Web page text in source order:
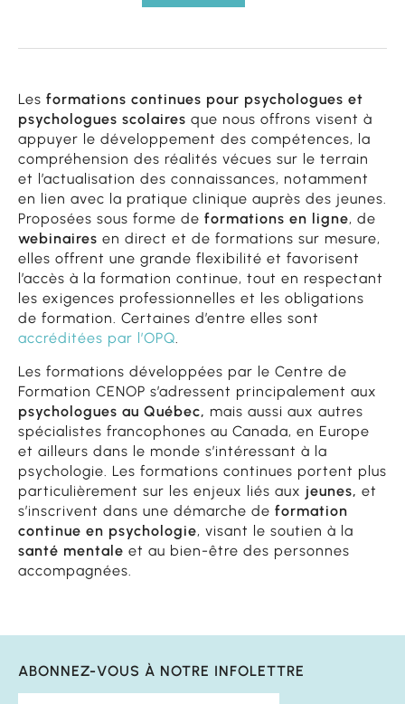
Les formations continues pour psychologues et
psychologues scolaires que nous offrons visent à
appuyer le développement des compétences, la
compréhension des réalités vécues sur le terrain
et l’actualisation des connaissances, notamment
en lien avec la pratique clinique auprès des jeunes.
Proposées sous forme de formations en ligne, de
webinaires en direct et de formations sur mesure,
elles offrent une grande flexibilité et favorisent
l’accès à la formation continue, tout en respectant
les exigences professionnelles et les obligations
de formation. Certaines d’entre elles sont
accréditées par l’OPQ.
Les formations développées par le Centre de
Formation CENOP s’adressent principalement aux
psychologues au Québec, mais aussi aux autres
spécialistes francophones au Canada, en Europe
et ailleurs dans le monde s’intéressant à la
psychologie. Les formations continues portent plus
particulièrement sur les enjeux liés aux jeunes, et
s’inscrivent dans une démarche de formation
continue en psychologie, visant le soutien à la
santé mentale et au bien-être des personnes
accompagnées.
ABONNEZ-VOUS À NOTRE INFOLETTRE